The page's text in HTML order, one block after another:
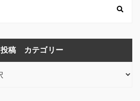
投稿 カテゴリー